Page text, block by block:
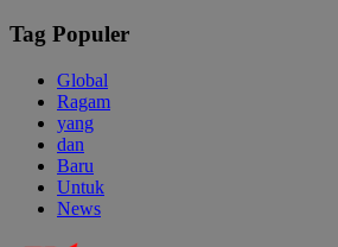
Tag Populer
Global
Ragam
yang
dan
Baru
Untuk
News